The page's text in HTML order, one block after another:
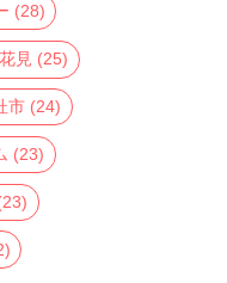
(28)
見 (25)
市 (24)
(23)